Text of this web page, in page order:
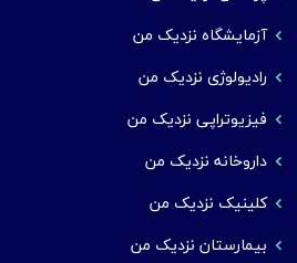
آزمایشگاه نزدیک من
رادیولوژی نزدیک من
فیزیوتراپی نزدیک من
داروخانه نزدیک من
کلینیک نزدیک من
بیمارستان نزدیک من